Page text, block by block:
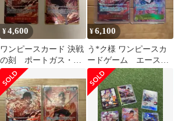
¥4,600
ワンピースカード 決戦
の刻 ポートガス・
D・エース シークレッ
トパラレル
¥6,100
う*ク様 ワンピースカ
ードゲーム エース
ニコ・ロビン